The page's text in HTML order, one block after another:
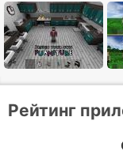
Рейтинг